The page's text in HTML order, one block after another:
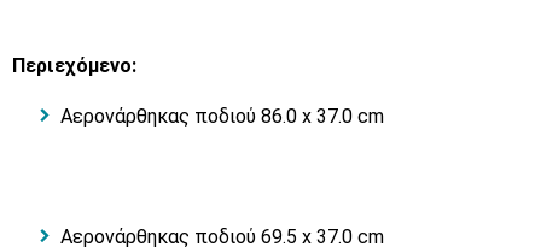
Περιεχόμενo:
Αερονάρθηκας ποδιού 86.0 x 37.0 cm
Αερονάρθηκας ποδιού 69.5 x 37.0 cm